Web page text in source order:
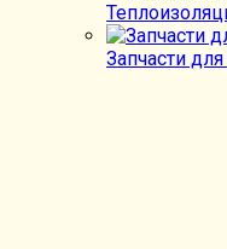
Запчасти